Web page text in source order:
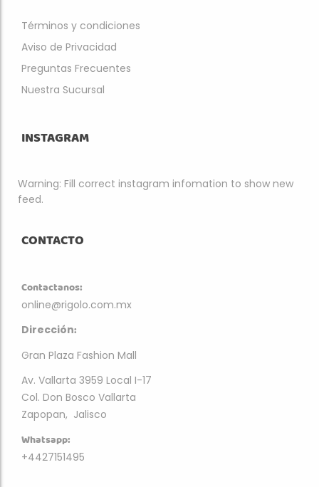
Términos y condiciones
Aviso de Privacidad
Preguntas Frecuentes
Nuestra Sucursal
INSTAGRAM
Warning: Fill correct instagram infomation to show new
feed.
CONTACTO
Contactanos:
online@rigolo.com.mx
Dirección:
Gran Plaza Fashion Mall
Av. Vallarta 3959 Local I-17
Col. Don Bosco Vallarta
Zapopan, Jalisco
Whatsapp:
+4427151495